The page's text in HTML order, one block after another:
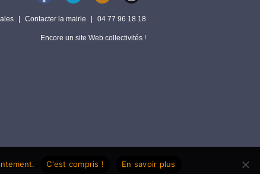
Contacter la mairie 04 77 96 18 18
Encore un site Web collectivités !
C'est compris ! En savoir plus